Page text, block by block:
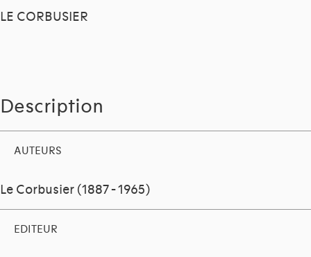
LE CORBUSIER
Description
AUTEURS
Le Corbusier (1887 - 1965)
EDITEUR